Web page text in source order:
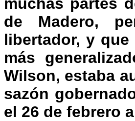
de Madero,
libertador, y
más
Wilson, estaba
sazón
el 26 de febrero